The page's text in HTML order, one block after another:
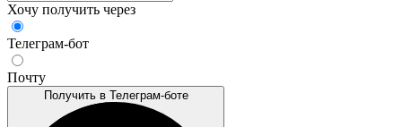
Хочу получить через
Телеграм-бот
Почту
Получить в Телеграм-боте